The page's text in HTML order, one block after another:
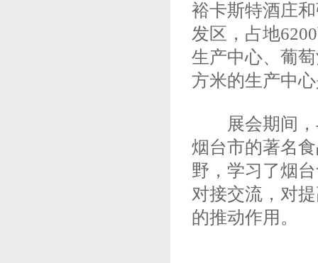
裕卡斯特酒庄
发区，占地
生产中心、葡
方米的生产中
展会期间，
烟台市的著名
野，学习了烟
对接交流，对
的推动作用。